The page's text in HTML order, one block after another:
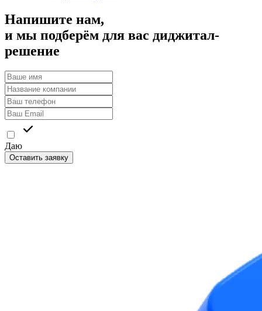
Напишите нам,
и мы подберём для вас диджитал-
решение
Даю
Оставить заявку